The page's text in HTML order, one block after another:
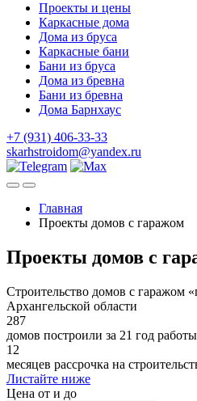
Проекты и цены
Каркасные дома
Дома из бруса
Каркасные бани
Бани из бруса
Дома из бревна
Бани из бревна
Дома Барнхаус
+7 (931) 406-33-33
skarhstroidom@yandex.ru
Главная
Проекты домов с гаражом
Проекты домов с
Строительство домов с гаражом
Архангельской области
287
домов построили за 21 год работы
12
месяцев рассрочка на
Листайте ниже
Цена от и до